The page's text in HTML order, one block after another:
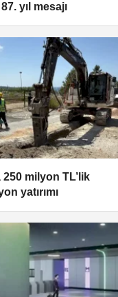
87. yıl mesajı
250 milyon TL’lik
yatırımı